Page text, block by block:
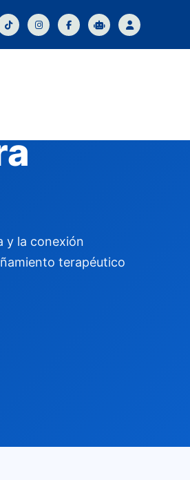
y la conexión
terapéutico